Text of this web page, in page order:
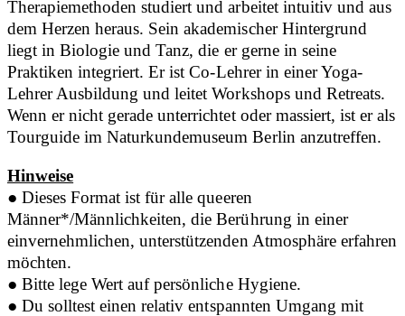
Therapiemethoden studiert und arbeitet intuitiv und aus
dem Herzen heraus. Sein akademischer Hintergrund
liegt in Biologie und Tanz, die er gerne in seine
Praktiken integriert. Er ist Co-Lehrer in einer Yoga-
Lehrer Ausbildung und leitet Workshops und Retreats.
Wenn er nicht gerade unterrichtet oder massiert, ist er als
Tourguide im Naturkundemuseum Berlin anzutreffen.
Hinweise
● Dieses Format ist für alle queeren
Männer*/Männlichkeiten, die Berührung in einer
einvernehmlichen, unterstützenden Atmosphäre erfahren
möchten.
● Bitte lege Wert auf persönliche Hygiene.
●Du solltest einen relativ entspannten Umgang mit